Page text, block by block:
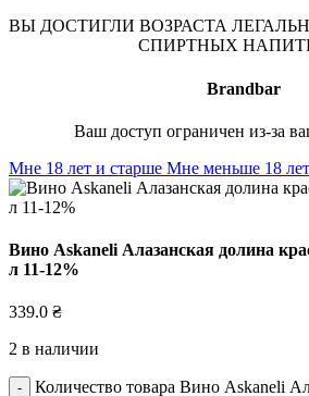
ВЫ ДОСТИГЛИ ВОЗРАСТА
СПИРТНЫХ
Brandbar
Ваш доступ ограничен из-за
Мне 18 лет и старше Мне меньше 18 лет
Вино Askaneli Алазанская долина
л 11-12%
339.0 ₴
2 в наличии
Количество товара Вино Askaneli